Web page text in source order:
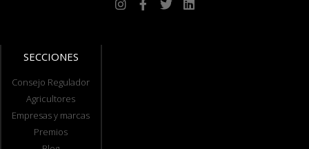
SECCIONES
Consejo Regulador
Agricultores
Empresas y marcas
Premios